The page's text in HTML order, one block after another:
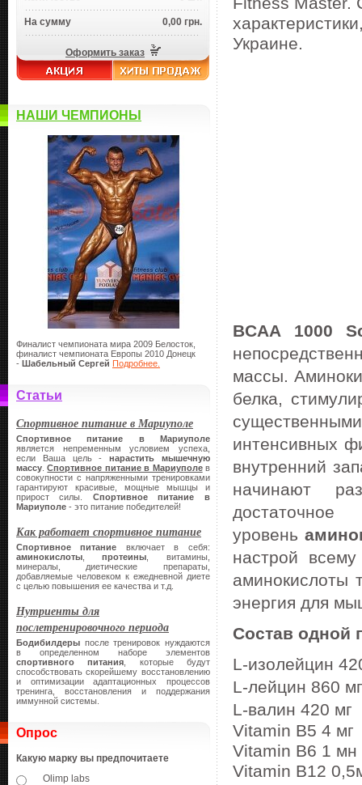
На сумму 0,00 грн.
Оформить заказ
НАШИ ЧЕМПИОНЫ
Финалист чемпионата мира 2009 Белосток,
финалист чемпионата Европы 2010 Донецк
- Шабельный Сергей Подробнее.
Статьи
Спортивное питание в Мариуполе
Спортивное питание в Мариуполе
является непременным условием успеха,
если Ваша цель -нарастить мышечную
массу .Спортивное питание в Мариуполев
совокупности с напряженными тренировками
гарантируют красивые, мощные мышцы и
прирост силы. Спортивное питание в
Мариуполе - это питание победителей!
Как работает спортивное питание
Спортивное питание включает в себя:
аминокислоты ,протеины , витамины,
минералы, диетические препараты,
добавляемые человеком к ежедневной диете
с целью повышения ее качества и т.д.
Нутриенты для
послетренировочного периода
Бодибилдеры после тренировок нуждаются
в определенном наборе элементов
спортивного питания , которые будут
способствовать скорейшему восстановлению
и оптимизации адаптационных процессов
тренинга, восстановления и поддержания
иммунной системы.
Опрос
Какую марку вы предпочитаете
Olimp labs
Украине.
BCAA 1000
массы.
белка,
интенсивных
внутренний
начинают
уровень
настрой
аминокислоты
энергия для
Состав одной
L-изолейцин
L-лейцин 860
L-валин 420 мг
Vitamin B5 4 мг
Vitamin B6 1 мн
Vitamin B12